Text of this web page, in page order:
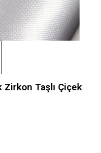
Taşlı Çiçek